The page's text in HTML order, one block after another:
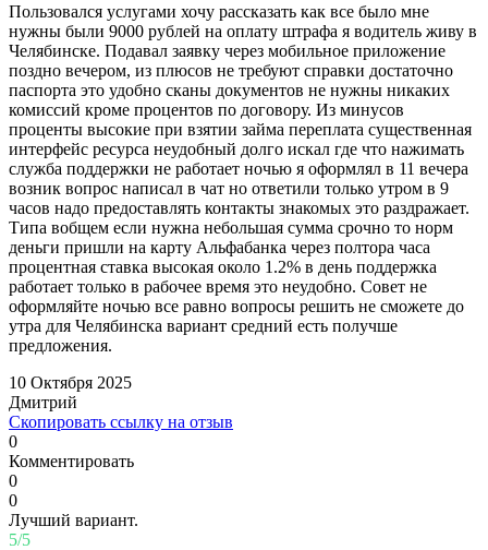
Пользовался услугами хочу рассказать как все было мне
нужны были 9000 рублей на оплату штрафа я водитель живу в
Челябинске. Подавал заявку через мобильное приложение
поздно вечером, из плюсов не требуют справки достаточно
паспорта это удобно сканы документов не нужны никаких
комиссий кроме процентов по договору. Из минусов
проценты высокие при взятии займа переплата существенная
интерфейс ресурса неудобный долго искал где что нажимать
служба поддержки не работает ночью я оформлял в 11 вечера
возник вопрос написал в чат но ответили только утром в 9
часов надо предоставлять контакты знакомых это раздражает.
Типа вобщем если нужна небольшая сумма срочно то норм
деньги пришли на карту Альфабанка через полтора часа
процентная ставка высокая около 1.2% в день поддержка
работает только в рабочее время это неудобно. Совет не
оформляйте ночью все равно вопросы решить не сможете до
утра для Челябинска вариант средний есть получше
предложения.
10 Октября 2025
Дмитрий
Скопировать ссылку на отзыв
0
Комментировать
0
0
Лучший вариант.
5/5